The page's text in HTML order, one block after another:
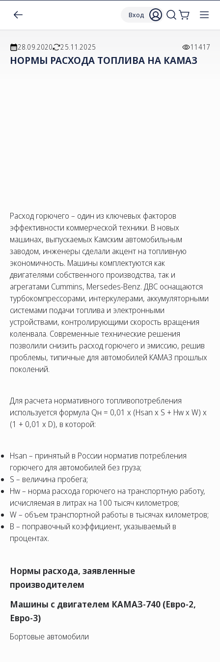
Вход
СОЦ. СЕТИ ТЕЛЕФОН
8 (800) 775-82-84
Звонок бесплатный
28.09.2020 25.11.2025 11417
НОРМЫ РАСХОДА ТОПЛИВА НА КАМАЗ
Расход горючего – один из ключевых факторов
эффективности коммерческой техники. В новых
машинах, выпускаемых Камским автомобильным
заводом, инженеры сделали акцент на топливную
экономичность. Машины комплектуются как
двигателями собственного производства, так и
агрегатами Cummins, Mersedes-Benz. ДВС оснащаются
турбокомпрессорами, интеркулерами, аккумуляторными
системами подачи топлива и электронными
устройствами, контролирующими скорость вращения
коленвала. Современные технические решения
позволили снизить расход горючего и эмиссию, решив
проблемы, типичные для автомобилей КАМАЗ прошлых
поколений.
Для расчета нормативного топливопотребления
используется формула Qн = 0,01 x (Hsan x S + Hw x W) x
(1 + 0,01 x D), в которой:
Hsan – принятый в России норматив потребления
горючего для автомобилей без груза;
S – величина пробега;
Hw – норма расхода горючего на транспортную работу,
исчисляемая в литрах на 100 тысяч километров;
W – объем транспортной работы в тысячах километров;
В – поправочный коэффициент, указываемый в
процентах.
Нормы расхода, заявленные
производителем
Машины с двигателем КАМАЗ-740 (Евро-2,
Евро-3)
Бортовые автомобили